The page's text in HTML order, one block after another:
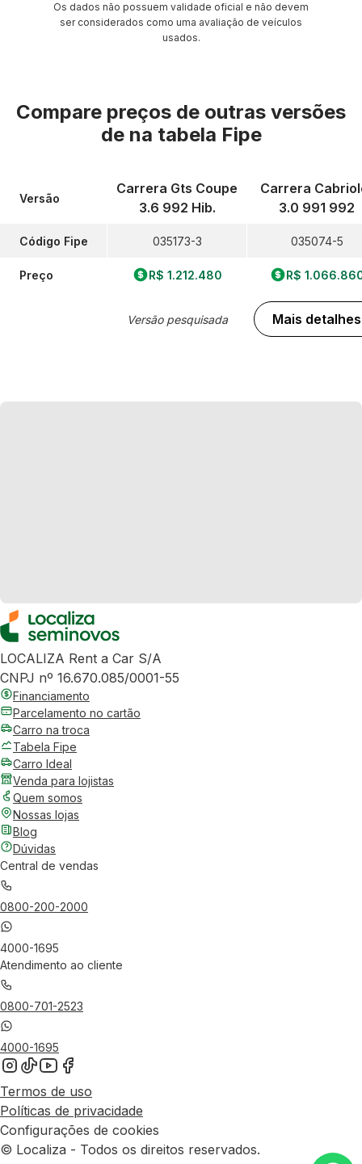
Os dados não possuem validade oficial e não devem
ser considerados como uma avaliação de veículos
usados.
Compare preços de outras versões
de na tabela Fipe
Versão
Código Fipe
Preço
Carrera Gts Coupe
3.6 992 Hib.
035173-3
R$ 1.212.480
Versão pesquisada
Carrera
3.0 991 992
035074-5
R$
Mais detalhes
LOCALIZA Rent a Car S/A
CNPJ nº 16.670.085/0001-55
Financiamento
Parcelamento no cartão
Carro na troca
Tabela Fipe
Carro Ideal
Venda para lojistas
Quem somos
Nossas lojas
Blog
Dúvidas
Central de vendas
0800-200-2000
4000-1695
Atendimento ao cliente
0800-701-2523
4000-1695
Termos de uso
Políticas de privacidade
Configurações de cookies
© Localiza - Todos os direitos reservados.